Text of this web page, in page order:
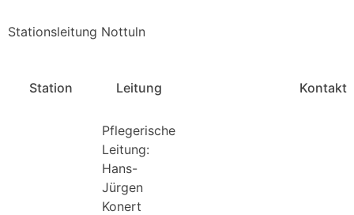
Stationsleitung Nottuln
Station Leitung Kontakt
Pflegerische
Leitung:
Hans-
Jürgen
Konert